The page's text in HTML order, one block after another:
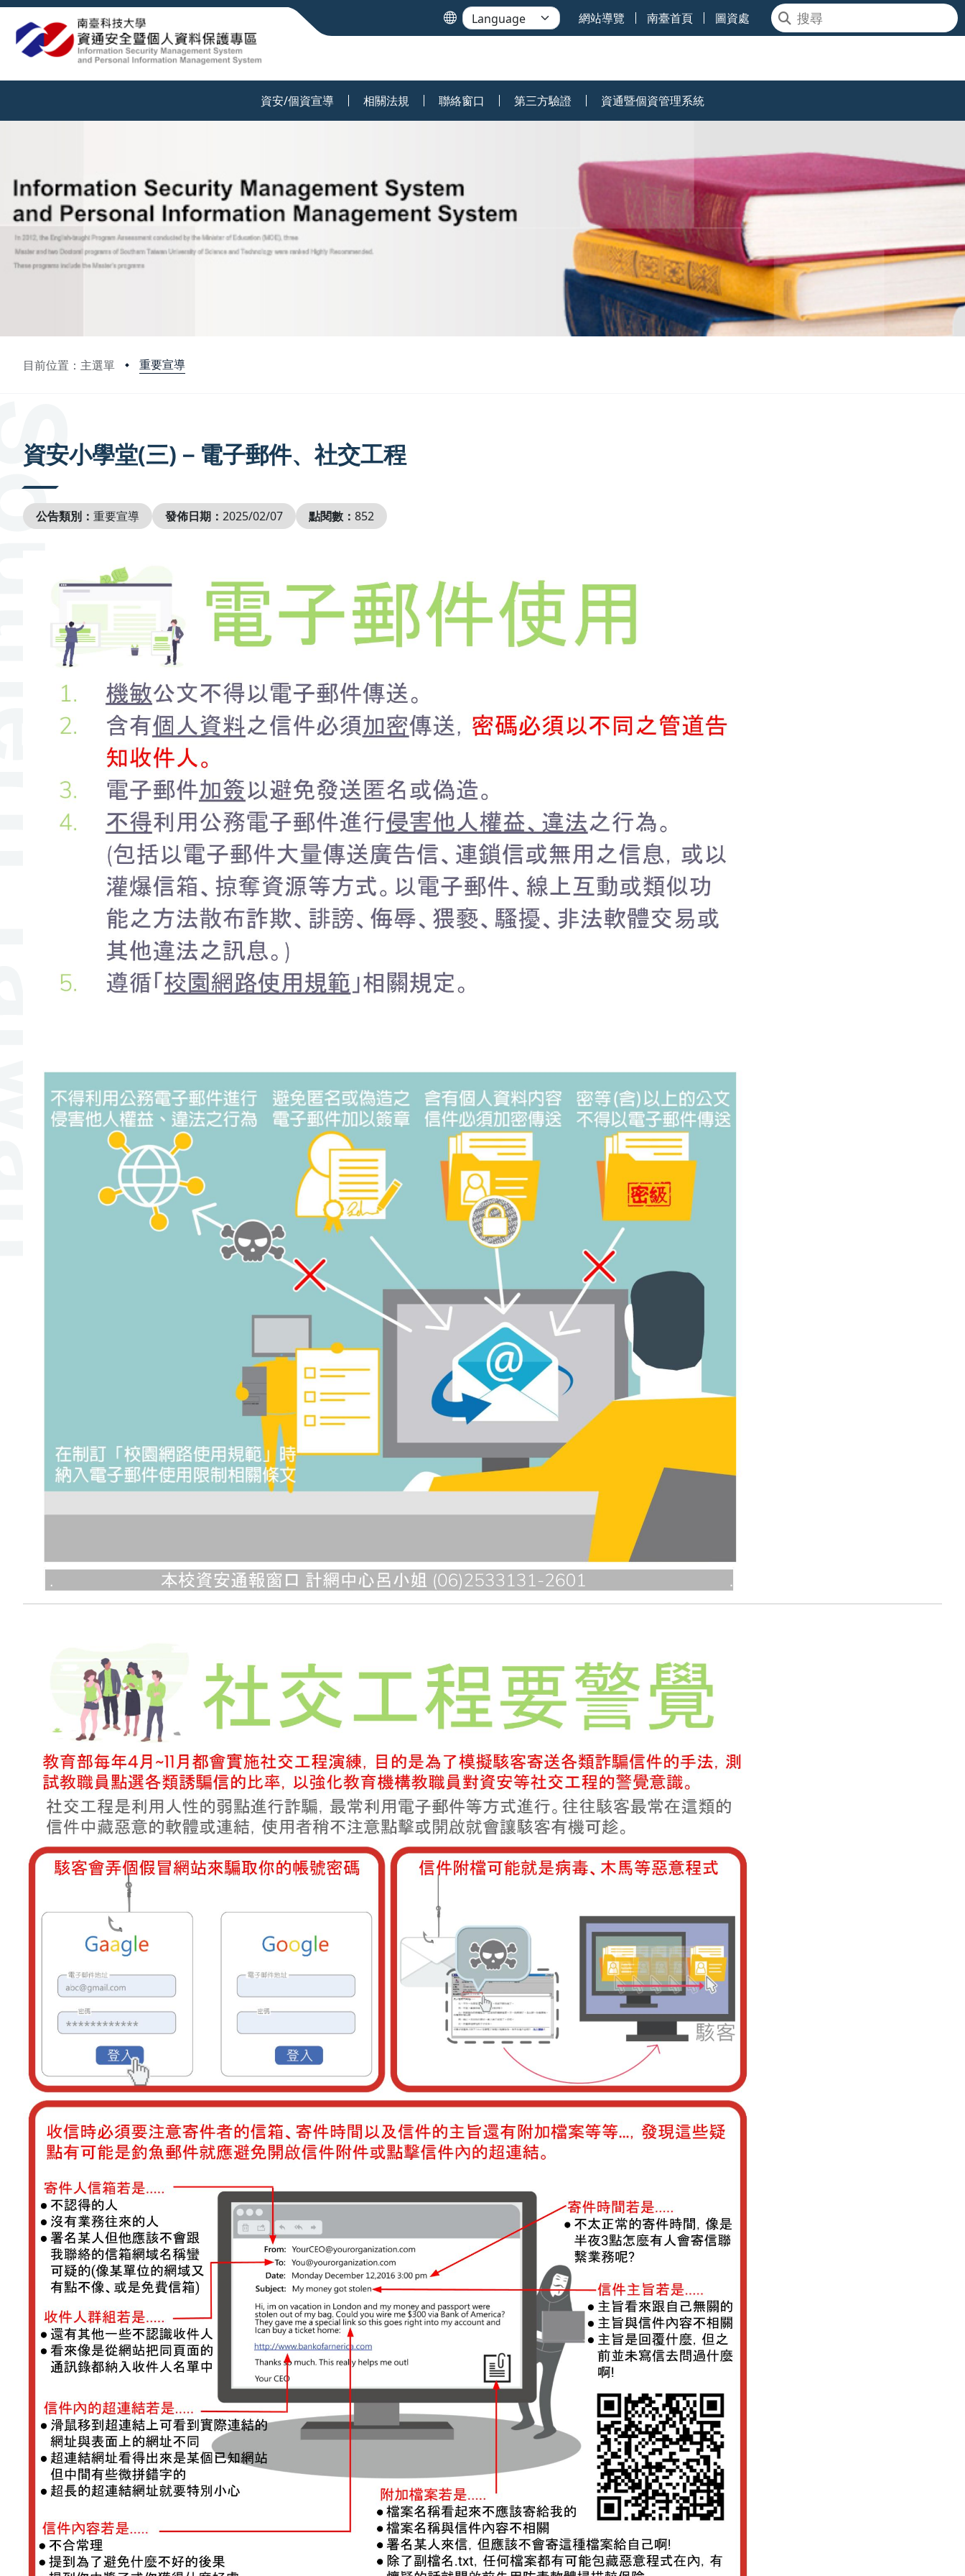
網站導覽 南臺首頁 圖資處
資安/個資宣導 相關法規 聯絡窗口 第三方驗證 資通暨個資管理系統
目前位置：主選單 重要宣導
資安小學堂(三)－電子郵件、社交工程
公告類別： 重要宣導 發佈日期： 2025/02/07 點閱數： 852